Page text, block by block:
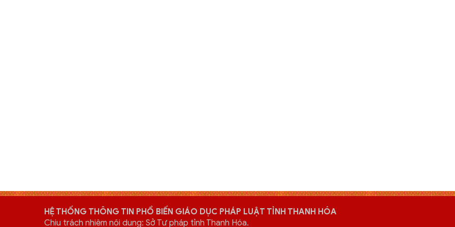
HỆ THỐNG THÔNG TIN PHỔ BIẾN GIÁO DỤC PHÁP LUẬT TỈNH THANH HÓA
Chịu trách nhiệm nội dung: Sở Tư pháp tỉnh Thanh Hóa.